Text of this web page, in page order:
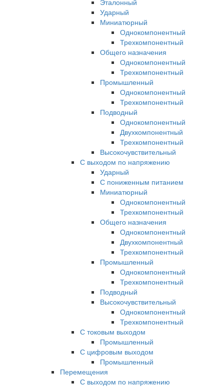
Эталонный
Ударный
Миниатюрный
Однокомпонентный
Трехкомпонентный
Общего назначения
Однокомпонентный
Трехкомпонентный
Промышленный
Однокомпонентный
Трехкомпонентный
Подводный
Однокомпонентный
Двухкомпонентный
Трехкомпонентный
Высокочувствительный
С выходом по напряжению
Ударный
С пониженным питанием
Миниатюрный
Однокомпонентный
Трехкомпонентный
Общего назначения
Однокомпонентный
Двухкомпонентный
Трехкомпонентный
Промышленный
Однокомпонентный
Трехкомпонентный
Подводный
Высокочувствительный
Однокомпонентный
Трехкомпонентный
С токовым выходом
Промышленный
С цифровым выходом
Промышленный
Перемещения
С выходом по напряжению